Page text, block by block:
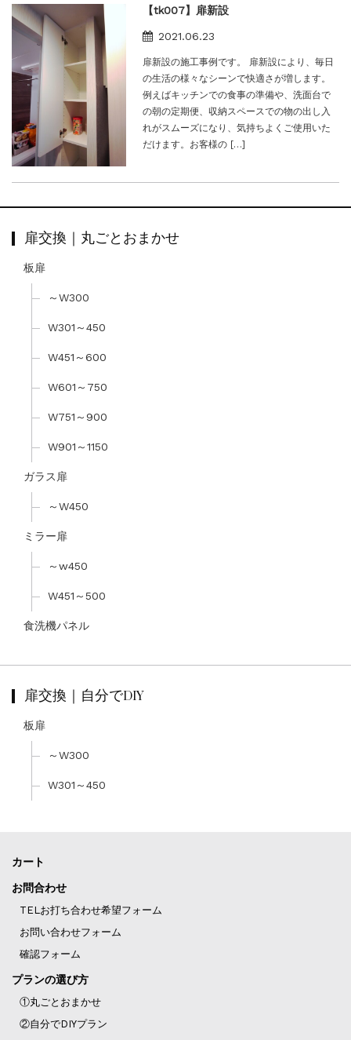
【tk007】扉新設
2021.06.23
扉新設の施工事例です。 扉新設により、毎日
の生活の様々なシーンで快適さが増します。
例えばキッチンでの食事の準備や、洗面台で
の朝の定期便、収納スペースでの物の出し入
れがスムーズになり、気持ちよくご使用いた
だけます。お客様の […]
扉交換｜丸ごとおまかせ
板扉
～W300
W301～450
W451～600
W601～750
W751～900
W901～1150
ガラス扉
～W450
ミラー扉
～w450
W451～500
食洗機パネル
扉交換｜自分でDIY
板扉
～W300
W301～450
カート
お問合わせ
TELお打ち合わせ希望フォーム
お問い合わせフォーム
確認フォーム
プランの選び方
①丸ごとおまかせ
②自分でDIYプラン